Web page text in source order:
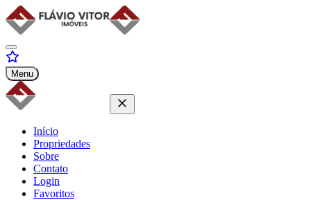
Menu
Início
Propriedades
Sobre
Contato
Login
Favoritos